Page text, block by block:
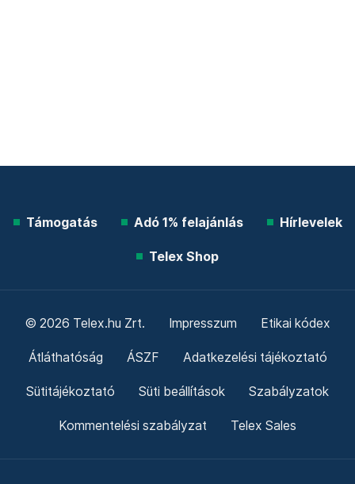
Támogatás Adó 1% felajánlás Hírlevelek
Telex Shop
© 2026 Telex.hu Zrt. Impresszum Etikai kódex
Átláthatóság ÁSZF Adatkezelési tájékoztató
Sütitájékoztató Süti beállítások Szabályzatok
Kommentelési szabályzat Telex Sales